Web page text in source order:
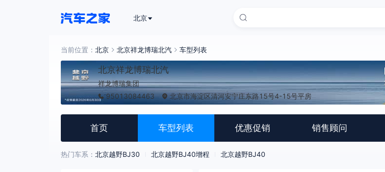
北京
当前位置： 北京 北京祥龙博瑞北汽 车型列表
北京祥龙博瑞北汽
祥龙博瑞集团
95013084463
北京市海淀区清河安宁庄东路15号4-15号平房
首页 车型列表 优惠促销 销售顾问
热门车系： 北京越野BJ30 北京越野BJ40增程 北京越野BJ40